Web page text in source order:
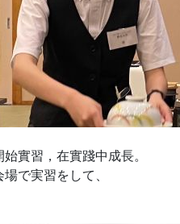
實習，在實踐中成長。
で実習をして、